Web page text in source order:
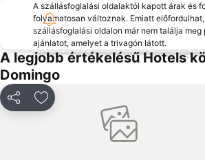
A szállásfoglalási oldalaktól kapott árak és
folyamatosan változnak. Emiatt
szállásfoglalási oldalon már nem találja
ajánlatot, amelyet a trivagón látott.
A legjobb értékelésű Hotels
Domingo
MegosztásHozzáadás a kedvencekhez